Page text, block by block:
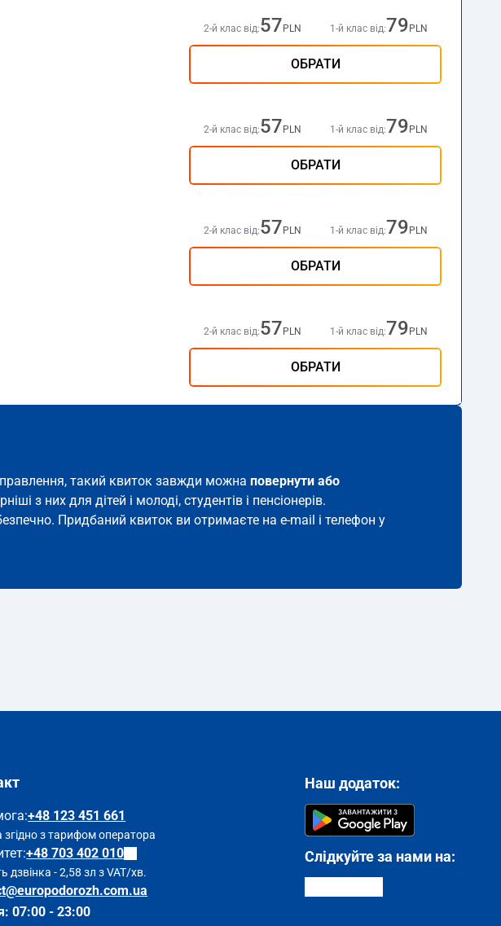
2-й клас від:57 PLN 1-й клас від:79 PLN
ОБРАТИ
2-й клас від:57 PLN 1-й клас від:79 PLN
ОБРАТИ
2-й клас від:57 PLN 1-й клас від:79 PLN
ОБРАТИ
2-й клас від:57 PLN 1-й клас від:79 PLN
ОБРАТИ
такий квиток завжди можна повернути або
з них для дітей і молоді, студентів і пенсіонерів.
Придбаний квиток ви отримаєте на e-mail і телефон у
:+48 123 451 661
згідно з тарифом оператора
+48 703 402 010
дзвінка - 2,58 зл з VAT/хв.
07:00 - 23:00
Наш додаток:
Слідкуйте за нами на: